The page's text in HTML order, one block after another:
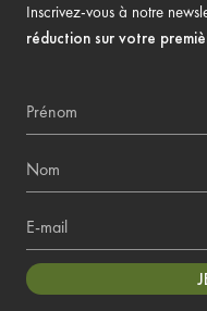
Inscrivez-vous à notre
réduction sur votre
Nom
E-mail